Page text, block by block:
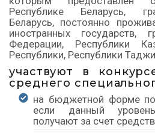
Республике Беларусь,
Беларусь, постоянно
иностранных государств,
Федерации, Республики
Республики, Республики
участвуют в
среднего
на бюджетной форме
если данный
получают за счет